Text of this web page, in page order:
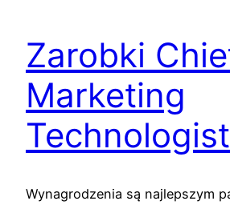
Zarobki
Marketing
Wynagrodzenia są najlepszym